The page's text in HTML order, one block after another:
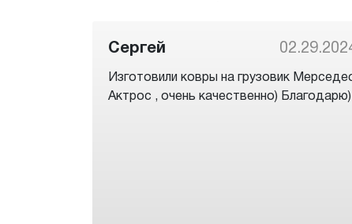
Сергей
Изготовили ковры на грузовик
Актрос , очень качественно) Благодарю)